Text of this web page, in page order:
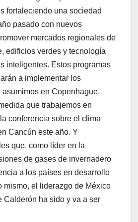
fortaleciendo una sociedad
pasado con nuevos
mercados regionales de
edificios verdes y tecnología
inteligentes. Estos programas
a implementar los
en Copenhague,
que trabajemos en
conferencia sobre el clima
Cancún este año. Y
que, como líder en la
de gases de invernadero
a los países en desarrollo
mismo, el liderazgo de México
Calderón ha sido y va a ser